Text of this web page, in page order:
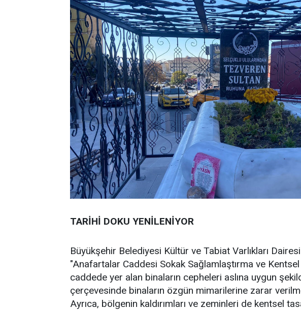
TARİHİ DOKU YENİLENİYOR
Büyükşehir Belediyesi Kültür ve Tabiat Varlıkları Dairesi
"Anafartalar Caddesi Sokak Sağlamlaştırma ve
caddede yer alan binaların cepheleri aslına uygun
çerçevesinde binaların özgün mimarilerine zarar
Ayrıca, bölgenin kaldırımları ve zeminleri de kentsel